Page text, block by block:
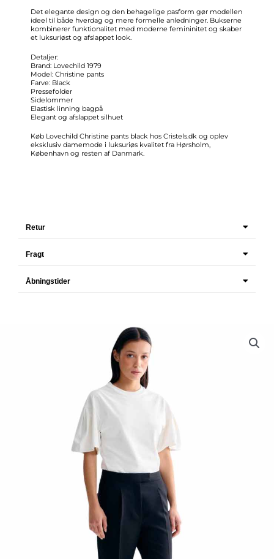
Det elegante design og den behagelige pasform gør modellen
ideel til både hverdag og mere formelle anledninger. Bukserne
kombinerer funktionalitet med moderne femininitet og skaber
et luksuriøst og afslappet look.
Detaljer:
Brand: Lovechild 1979
Model: Christine pants
Farve: Black
Pressefolder
Sidelommer
Elastisk linning bagpå
Elegant og afslappet silhuet
Køb Lovechild Christine pants black hos Cristels.dk og oplev
eksklusiv damemode i luksuriøs kvalitet fra Hørsholm,
København og resten af Danmark.
Retur
Fragt
Åbningstider